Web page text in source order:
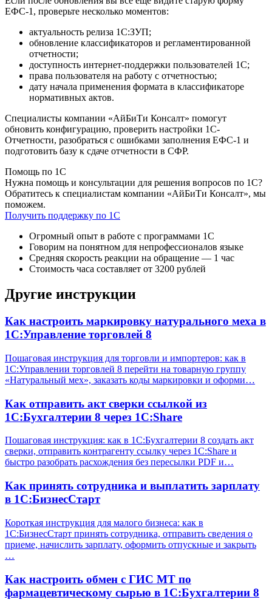
ЕФС-1, проверьте несколько моментов:
актуальность релиза 1С:ЗУП;
обновление классификаторов и регламентированной
отчетности;
доступность интернет-поддержки пользователей 1С;
права пользователя на работу с отчетностью;
дату начала применения формата в классификаторе
нормативных актов.
Специалисты компании «АйБиТи Консалт» помогут
обновить конфигурацию, проверить настройки 1С-
Отчетности, разобраться с ошибками заполнения ЕФС-1 и
подготовить базу к сдаче отчетности в СФР.
Помощь по 1С
Нужна помощь и консультации для решения вопросов по 1С?
Обратитесь к специалистам компании «АйБиТи Консалт», мы
поможем.
Получить поддержку по 1С
Огромный опыт в работе с программами 1С
Говорим на понятном для непрофессионалов языке
Средняя скорость реакции на обращение — 1 час
Стоимость часа составляет от 3200 рублей
Другие инструкции
Как настроить маркировку натурального меха в
1С:Управление торговлей 8
Пошаговая инструкция для торговли и импортеров: как в
1С:Управлении торговлей 8 перейти на товарную группу
«Натуральный мех», заказать коды маркировки и оформи…
Как отправить акт сверки ссылкой из
1С:Бухгалтерии 8 через 1С:Share
Пошаговая инструкция: как в 1С:Бухгалтерии 8 создать акт
сверки, отправить контрагенту ссылку через 1С:Share и
быстро разобрать расхождения без пересылки PDF и…
Как принять сотрудника и выплатить зарплату
в 1С:БизнесСтарт
Короткая инструкция для малого бизнеса: как в
1С:БизнесСтарт принять сотрудника, отправить сведения о
приеме, начислить зарплату, оформить отпускные и закрыть
…
Как настроить обмен с ГИС МТ по
фармацевтическому сырью в 1С:Бухгалтерии 8